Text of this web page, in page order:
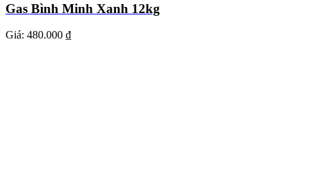
Gas Bình Minh Xanh 12kg
Giá: 480.000 ₫